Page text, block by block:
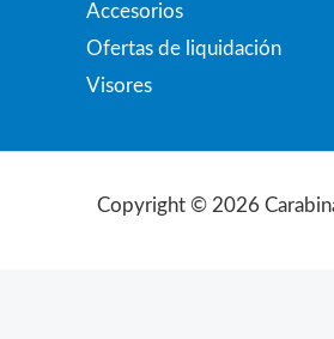
Accesorios
Ofertas de liquidación
Visores
Copyright © 2026